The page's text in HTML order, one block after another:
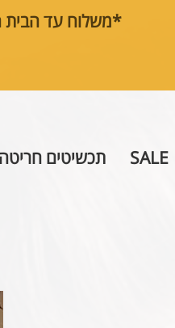
*משלוח עד הבית
SALE תכשיטים